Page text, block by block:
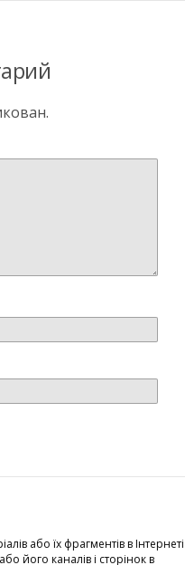
або їх фрагментів в Інтернеті
його каналів і сторінок в